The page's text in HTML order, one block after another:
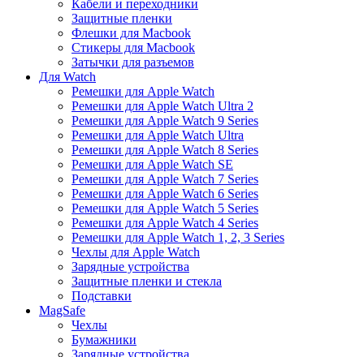
Кабели и переходники
Защитные пленки
Флешки для Macbook
Стикеры для Macbook
Затычки для разъемов
Для Watch
Ремешки для Apple Watch
Ремешки для Apple Watch Ultra 2
Ремешки для Apple Watch 9 Series
Ремешки для Apple Watch Ultra
Ремешки для Apple Watch 8 Series
Ремешки для Apple Watch SE
Ремешки для Apple Watch 7 Series
Ремешки для Apple Watch 6 Series
Ремешки для Apple Watch 5 Series
Ремешки для Apple Watch 4 Series
Ремешки для Apple Watch 1, 2, 3 Series
Чехлы для Apple Watch
Зарядные устройства
Защитные пленки и стекла
Подставки
MagSafe
Чехлы
Бумажники
Зарядные устройства